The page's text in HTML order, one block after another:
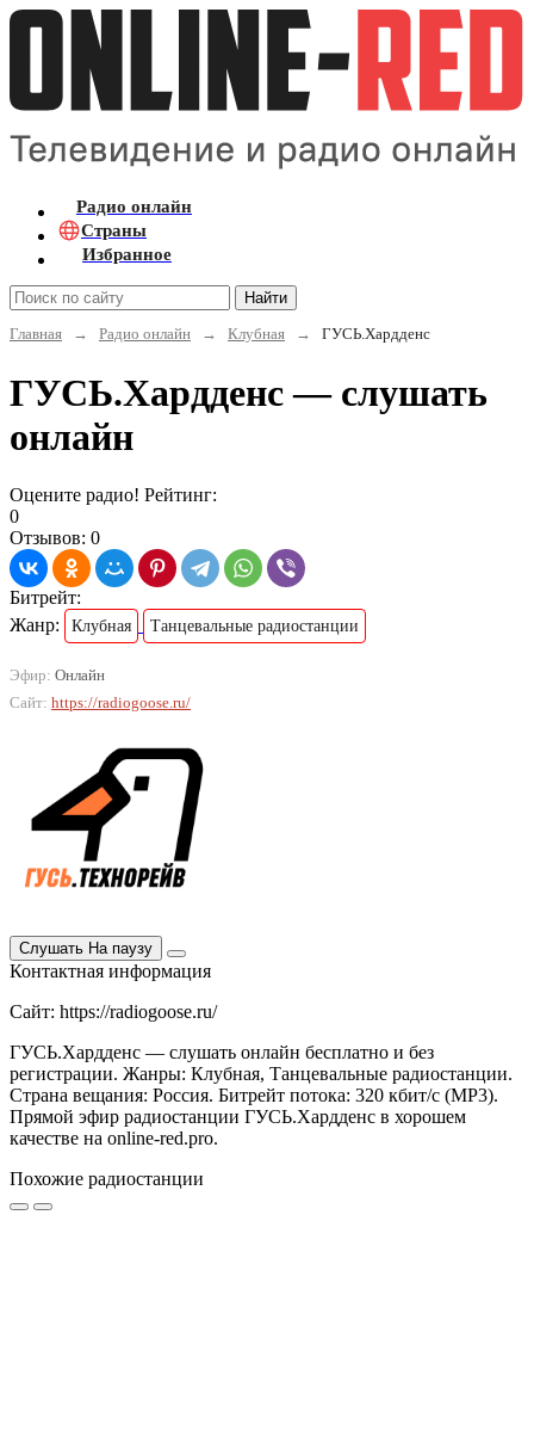
Радио онлайн
Страны
Избранное
Найти
Главная
→ Радио онлайн → Клубная → ГУСЬ.Хардденс
ГУСЬ.Хардденс — слушать
онлайн
Оцените радио! Рейтинг:
0
Отзывов: 0
Битрейт:
Жанр:
Клубная Танцевальные радиостанции
Эфир: Онлайн
Сайт: https://radiogoose.ru/
Слушать На паузу
Контактная информация
Сайт: https://radiogoose.ru/
ГУСЬ.Хардденс — слушать онлайн бесплатно и без
регистрации. Жанры: Клубная, Танцевальные радиостанции.
Страна вещания: Россия. Битрейт потока: 320 кбит/с (MP3).
Прямой эфир радиостанции ГУСЬ.Хардденс в хорошем
качестве на online-red.pro.
Похожие радиостанции